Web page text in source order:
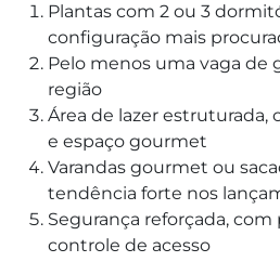
Plantas com 2 ou 3
configuração mais
Pelo menos uma vaga de
região
Área de lazer estruturada,
e espaço gourmet
Varandas gourmet ou
tendência forte nos
Segurança reforçada, com
controle de acesso